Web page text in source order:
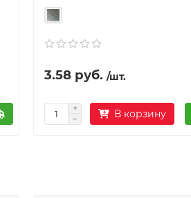
3.58 руб. /шт.
В корзину